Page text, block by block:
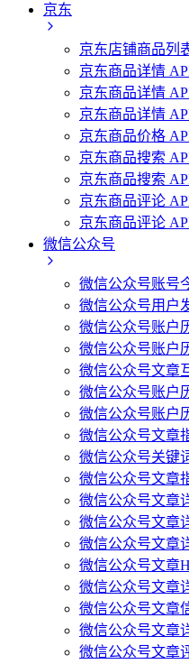
京东
京东店铺商品列
京东商品详情
京东商品详情
京东商品详情
京东商品价格
京东商品搜索
京东商品搜索
京东商品评论
京东商品评论
微信公众号
微信公众号账号
微信公众号用户
微信公众号账户
微信公众号账户
微信公众号文章
微信公众号账户
微信公众号账户
微信公众号文章
微信公众号关键
微信公众号文章
微信公众号文章
微信公众号文章
微信公众号文章
微信公众号文章
微信公众号文章
微信公众号文章
微信公众号文章
微信公众号文章